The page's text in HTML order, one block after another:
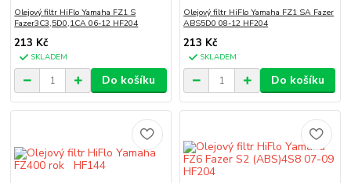
Olejový filtr HiFlo Yamaha FZ1 S
Fazer3C3,5D0,1CA 06-12 HF204
213 Kč
SKLADEM
Do košíku
Olejový filtr HiFlo Yamaha FZ1 SA Fazer
ABS5D0 08-12 HF204
213 Kč
SKLADEM
Do košíku